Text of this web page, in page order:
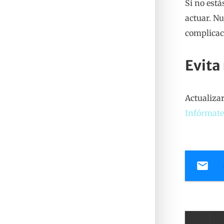
Si no
actuar.
Infórmate